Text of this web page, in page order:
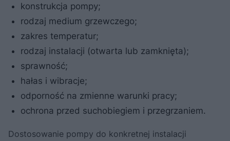
konstrukcja pompy;
rodzaj medium grzewczego;
zakres temperatur;
rodzaj instalacji (otwarta lub zamknięta);
sprawność;
hałas i wibracje;
odporność na zmienne warunki pracy;
ochrona przed suchobiegiem i przegrzaniem.
Dostosowanie pompy do konkretnej instalacji